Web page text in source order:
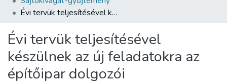
All of DSpace
Statistics
About us
Évi tervük teljesítésével készülnek az új feladatokra az építőipar dolgozói
Évi tervük teljesítésével
készülnek az új feladatokra az
építőipar dolgozói